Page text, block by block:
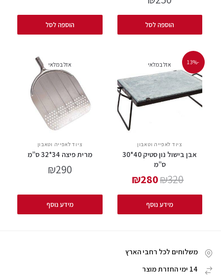
הוספה לסל הוספה לסל
-13% אזל במלאי
ציוד לאפייה וטאבון
אבן בישול נון סטיק 40*30
ס”מ
₪320
₪280
מידע נוסף
אזל במלאי
ציוד לאפייה וטאבון
מרית פיצה 34*32 ס”מ
₪290
מידע נוסף
משלוחים לכל רחבי הארץ
14 ימי החזרת מוצר